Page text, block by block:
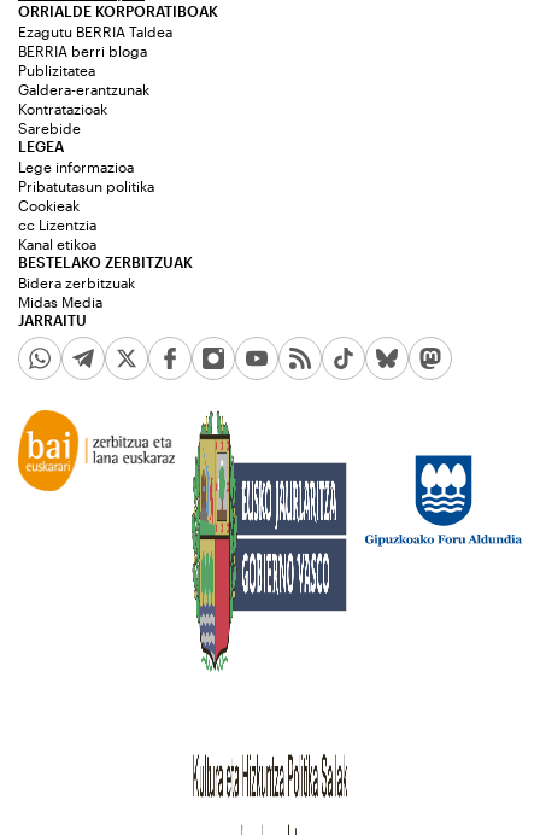
ORRIALDE KORPORATIBOAK
Ezagutu BERRIA Taldea
BERRIA berri bloga
Publizitatea
Galdera-erantzunak
Kontratazioak
Sarebide
JARRAITU
LEGEA
Lege informazioa
Pribatutasun politika
Cookieak
cc Lizentzia
Kanal etikoa
BESTELAKO ZERBITZUAK
Bidera zerbitzuak
Midas Media